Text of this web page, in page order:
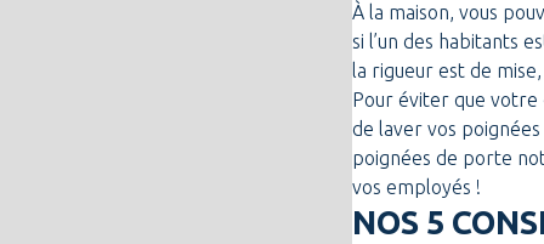
À la maison, vous
si l’un des habitants
la rigueur est de
Pour éviter que votre
de laver vos poignées
poignées de porte
vos employés !
NOS 5